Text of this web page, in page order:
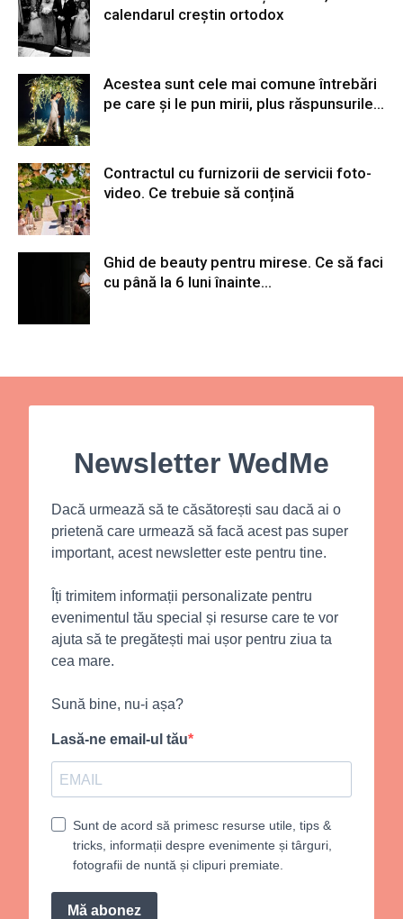
calendarul creștin ortodox
Acestea sunt cele mai comune întrebări
pe care și le pun mirii, plus răspunsurile...
Contractul cu furnizorii de servicii foto-
video. Ce trebuie să conțină
Ghid de beauty pentru mirese. Ce să faci
cu până la 6 luni înainte...
Newsletter WedMe
Dacă urmează să te căsătorești sau dacă ai o
prietenă care urmează să facă acest pas super
important, acest newsletter este pentru tine.
Îți trimitem informații personalizate pentru
evenimentul tău special și resurse care te vor
ajuta să te pregătești mai ușor pentru ziua ta
cea mare.
Sună bine, nu-i așa?
Lasă-ne email-ul tău
Sunt de acord să primesc resurse utile, tips &
tricks, informații despre evenimente și târguri,
fotografii de nuntă și clipuri premiate.
Mă abonez